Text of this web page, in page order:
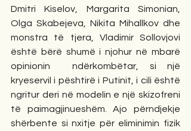
Dmitri Kiselov, Margarita Simonian,
Olga Skabejeva, Nikita Mihallkov dhe
monstra të tjera, Vladimir Sollovjovi
është bërë shumë i njohur në mbarë
opinionin  ndërkombëtar, si një
kryeservil i pështirë i Putinit, i cili është
ngritur deri në modelin e një skizofreni
të paimagjinueshëm. Ajo përndjekje
shërbente si nxitje për eliminimin fizik